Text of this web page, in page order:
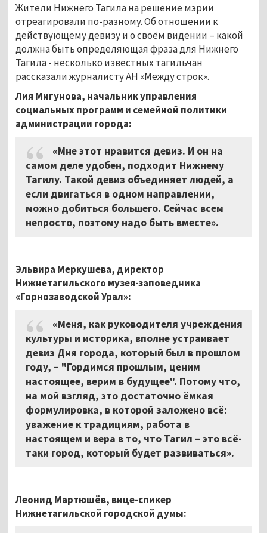
Жители Нижнего Тагила на решение мэрии
отреагировали по-разному. Об отношении к
действующему девизу и о своём видении – какой
должна быть определяющая фраза для Нижнего
Тагила - несколько известных тагильчан
рассказали журналисту АН «Между строк».
Лия Мигунова, начальник управления
социальных программ и семейной политики
администрации города:
«Мне этот нравится девиз. И он на
самом деле удобен, подходит Нижнему
Тагилу. Такой девиз объединяет людей, а
если двигаться в одном направлении,
можно добиться большего. Сейчас всем
непросто, поэтому надо быть вместе».
Эльвира Меркушева, директор
Нижнетагильского музея-заповедника
«Горнозаводской Урал»:
«Меня, как руководителя учреждения
культуры и историка, вполне устраивает
девиз Дня города, который был в прошлом
году, – "Гордимся прошлым, ценим
настоящее, верим в будущее". Потому что,
на мой взгляд, это достаточно ёмкая
формулировка, в которой заложено всё:
уважение к традициям, работа в
настоящем и вера в то, что Тагил – это всё-
таки город, который будет развиваться».
Леонид Мартюшёв, вице-спикер
Нижнетагильской городской думы: